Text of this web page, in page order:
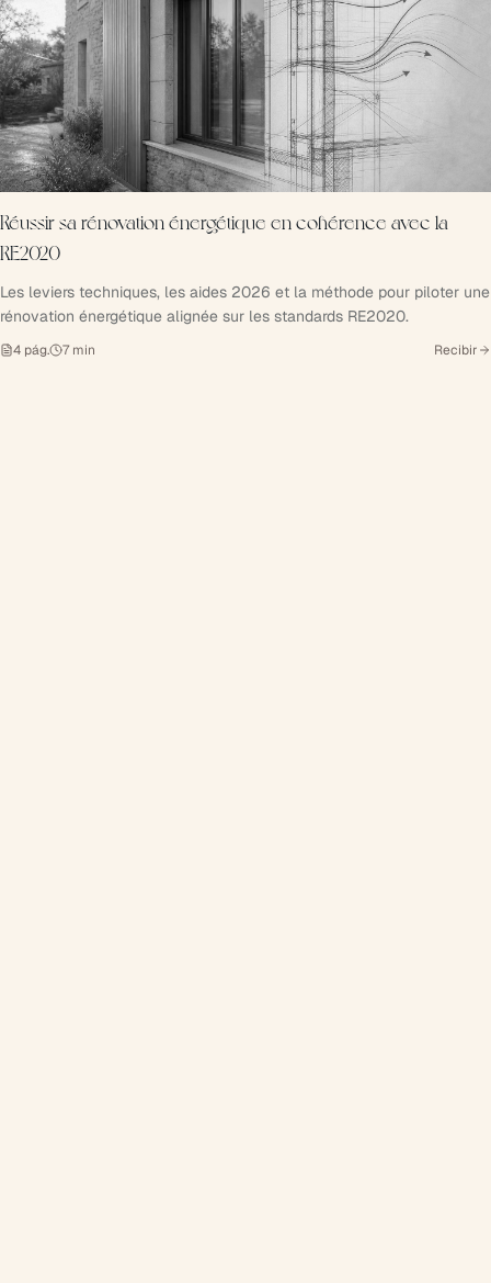
Réussir sa rénovation énergétique en cohérence avec la
RE2020
Les leviers techniques, les aides 2026 et la méthode pour piloter une
rénovation énergétique alignée sur les standards RE2020.
4 pág. 7 min Recibir